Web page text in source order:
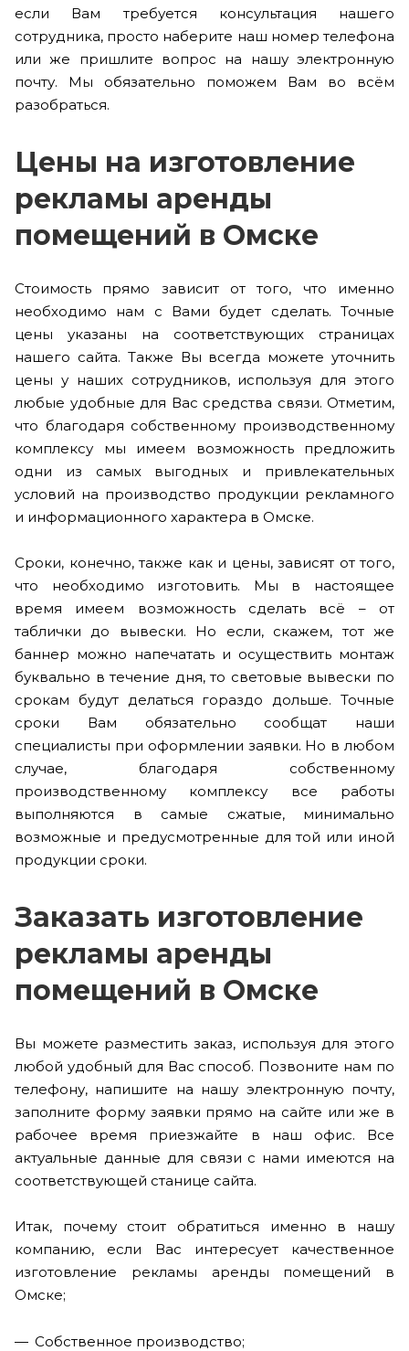
если Вам требуется консультация нашего
сотрудника, просто наберите наш номер телефона
или же пришлите вопрос на нашу электронную
почту. Мы обязательно поможем Вам во всём
разобраться.
Цены на изготовление
рекламы аренды
помещений в Омске
Стоимость прямо зависит от того, что именно
необходимо нам с Вами будет сделать. Точные
цены указаны на соответствующих страницах
нашего сайта. Также Вы всегда можете уточнить
цены у наших сотрудников, используя для этого
любые удобные для Вас средства связи. Отметим,
что благодаря собственному производственному
комплексу мы имеем возможность предложить
одни из самых выгодных и привлекательных
условий на производство продукции рекламного
и информационного характера в Омске.
Сроки, конечно, также как и цены, зависят от того,
что необходимо изготовить. Мы в настоящее
время имеем возможность сделать всё – от
таблички до вывески. Но если, скажем, тот же
баннер можно напечатать и осуществить монтаж
буквально в течение дня, то световые вывески по
срокам будут делаться гораздо дольше. Точные
сроки Вам обязательно сообщат наши
специалисты при оформлении заявки. Но в любом
случае, благодаря собственному
производственному комплексу все работы
выполняются в самые сжатые, минимально
возможные и предусмотренные для той или иной
продукции сроки.
Заказать изготовление
рекламы аренды
помещений в Омске
Вы можете разместить заказ, используя для этого
любой удобный для Вас способ. Позвоните нам по
телефону, напишите на нашу электронную почту,
заполните форму заявки прямо на сайте или же в
рабочее время приезжайте в наш офис. Все
актуальные данные для связи с нами имеются на
соответствующей станице сайта.
Итак, почему стоит обратиться именно в нашу
компанию, если Вас интересует качественное
изготовление рекламы аренды помещений в
Омске;
Собственное производство;